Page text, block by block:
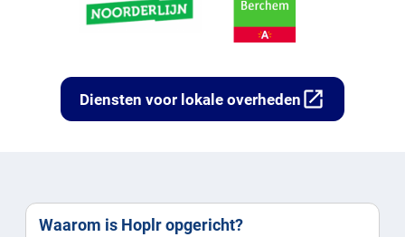
Diensten voor lokale overheden open_in_new
Waarom is Hoplr opgericht?